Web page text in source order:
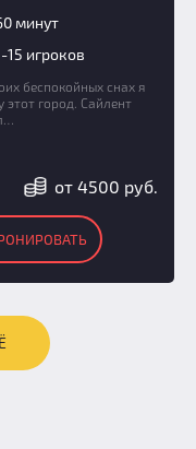
минут
15 игроков
беспокойных снах я
этот город. Сайлент
от 4500 руб.